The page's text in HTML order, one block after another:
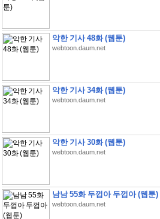
악한 기사 48화 (웹툰)
webtoon.daum.net
악한 기사 34화 (웹툰)
webtoon.daum.net
악한 기사 30화 (웹툰)
webtoon.daum.net
남남 55화 두껍아 두껍아 (웹툰)
webtoon.daum.net